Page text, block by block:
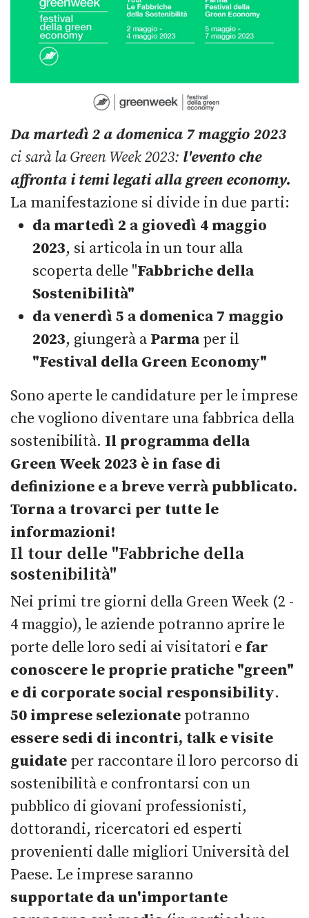
Da martedì 2 a domenica 7 maggio 2023
ci sarà la Green Week 2023: l'evento che
affronta i temi legati alla green economy.
La manifestazione si divide in due parti:
da martedì 2 a giovedì 4 maggio
2023, si articola in un tour alla
scoperta delle "Fabbriche della
Sostenibilità"
da venerdì 5 a domenica 7 maggio
2023, giungerà a Parmaper il
"Festival della Green Economy"
Sono aperte le candidature per le imprese
che vogliono diventare una fabbrica della
sostenibilità. Il programma della
Green Week 2023 è in fase di
definizione e a breve verrà pubblicato.
Torna a trovarci per tutte le
informazioni!
Il tour delle "Fabbriche della
sostenibilità"
Nei primi tre giorni della Green Week (2 -
4 maggio), le aziende potranno aprire le
porte delle loro sedi ai visitatori e far
conoscere le proprie pratiche "green"
e di corporate social responsibility.
50 imprese selezionate potranno
essere sedi di incontri, talk e visite
guidate per raccontare il loro percorso di
sostenibilità e confrontarsi con un
pubblico di giovani professionisti,
dottorandi, ricercatori ed esperti
provenienti dalle migliori Università del
Paese. Le imprese saranno
supportate da un'importante